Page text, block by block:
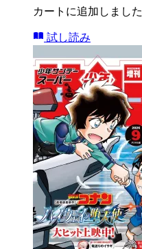
カートに追加しました
試し読み